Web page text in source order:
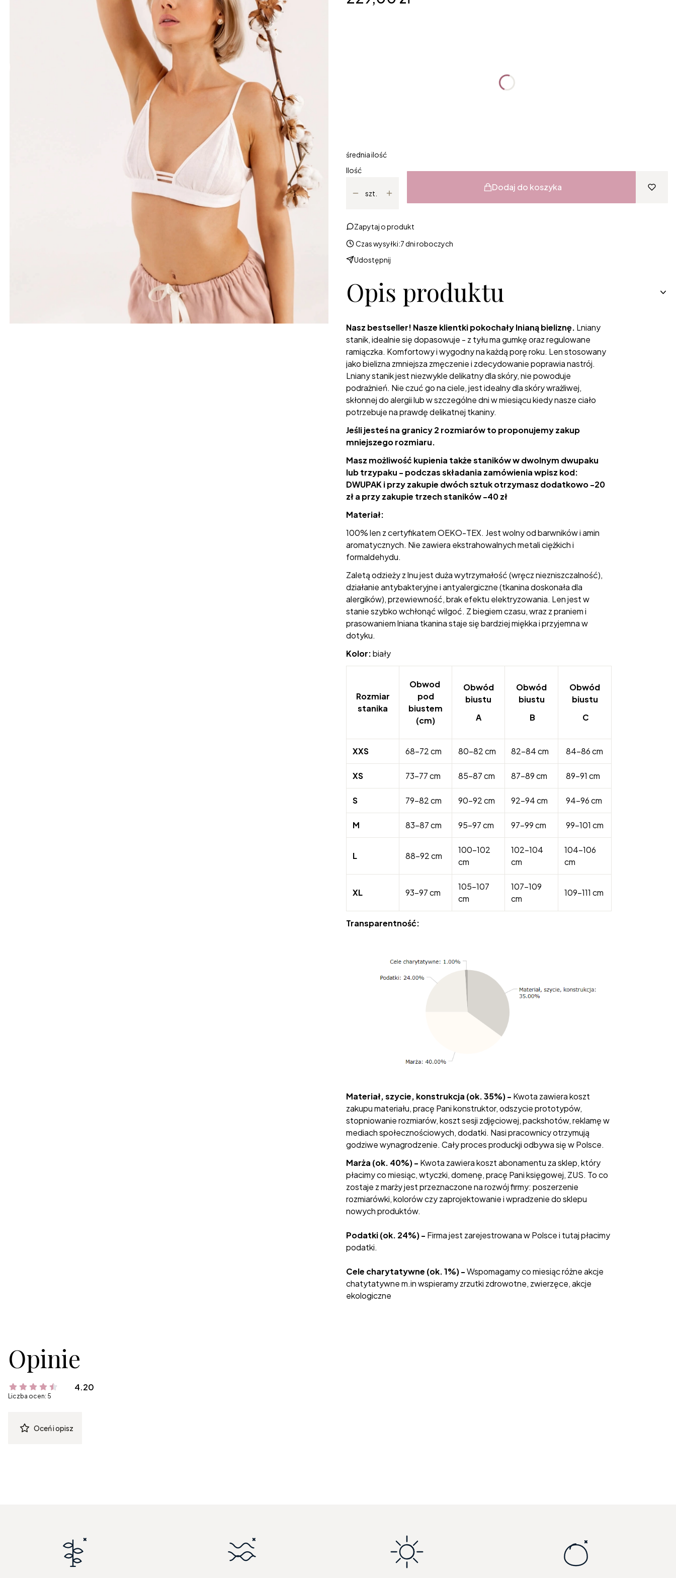
średnia ilość
Ilość
szt.
Dodaj do koszyka
Zapytaj o produkt
Czas wysyłki:7 dni roboczych
Udostępnij
Opis produktu
Nasz bestseller! Nasze klientki pokochały lnianą bieliznę. Lniany
stanik, idealnie się dopasowuje - z tyłu ma gumkę oraz regulowane
ramiączka. Komfortowy i wygodny na każdą porę roku. Len stosowany
jako bielizna zmniejsza zmęczenie i zdecydowanie poprawia nastrój.
Lniany stanik jest niezwykle delikatny dla skóry, nie powoduje
podrażnień. Nie czuć go na ciele, jest idealny dla skóry wrażliwej,
skłonnej do alergii lub w szczególne dni w miesiącu kiedy nasze ciało
potrzebuje na prawdę delikatnej tkaniny.
Jeśli jesteś na granicy 2 rozmiarów to proponujemy zakup
mniejszego rozmiaru.
Masz możliwość kupienia także staników w dwolnym dwupaku
lub trzypaku - podczas składania zamówienia wpisz kod:
DWUPAK i przy zakupie dwóch sztuk otrzymasz dodatkowo -20
zł a przy zakupie trzech staników -40 zł
Materiał:
100% len z certyfikatem OEKO-TEX. Jest wolny od barwników i amin
aromatycznych. Nie zawiera ekstrahowalnych metali ciężkich i
formaldehydu.
Zaletą odzieży z lnu jest duża wytrzymałość (wręcz niezniszczalność),
działanie antybakteryjne i antyalergiczne (tkanina doskonała dla
alergików), przewiewność, brak efektu elektryzowania. Len jest w
stanie szybko wchłonąć wilgoć. Z biegiem czasu, wraz z praniem i
prasowaniem lniana tkanina staje się bardziej miękka i przyjemna w
dotyku.
Kolor:biały
Rozmiar
stanika
Obwod
pod
biustem
(cm)
Obwód
biustu
A
Obwód
biustu
B
Obwód
biustu
C
XXS 68-72 cm 80-82 cm 82-84 cm 84-86 cm
XS 73-77 cm 85-87 cm 87-89 cm 89-91 cm
S 79-82 cm 90-92 cm 92-94 cm 94-96 cm
M 83-87 cm 95-97 cm 97-99 cm 99-101 cm
L 88-92 cm
100-102
cm
102-104
cm
104-106
cm
XL 93-97 cm
105-107
cm
107-109
cm
109-111 cm
Transparentność:
Materiał, szycie, konstrukcja (ok. 35%) - Kwota zawiera koszt
zakupu materiału, pracę Pani konstruktor, odszycie prototypów,
stopniowanie rozmiarów, koszt sesji zdjęciowej, packshotów, reklamę w
mediach społecznościowych, dodatki. Nasi pracownicy otrzymują
godziwe wynagrodzenie. Cały proces produckji odbywa się w Polsce.
Marża (ok. 40%) - Kwota zawiera koszt abonamentu za sklep, który
płacimy co miesiąc, wtyczki, domenę, pracę Pani księgowej, ZUS. To co
zostaje z marży jest przeznaczone na rozwój firmy: poszerzenie
rozmiarówki, kolorów czy zaprojektowanie i wpradzenie do sklepu
nowych produktów.
Podatki (ok. 24%) - Firma jest zarejestrowana w Polsce i tutaj płacimy
podatki.
Cele charytatywne (ok. 1%) -Wspomagamy co miesiąc różne akcje
chatytatywne m.in wspieramy zrzutki zdrowotne, zwierzęce, akcje
ekologiczne
Opinie
4.20
Liczba ocen: 5
Oceń i opisz